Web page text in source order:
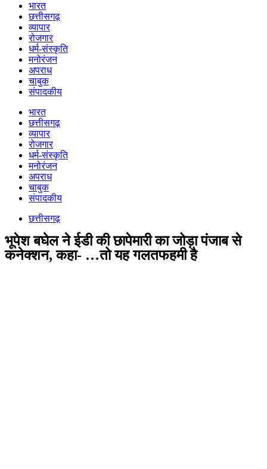
भारत
छत्तीसगढ़
व्यापार
रोजगार
धर्म-संस्कृति
मनोरंजन
अपराध
चाबुक
संपादकीय
भारत
छत्तीसगढ़
व्यापार
रोजगार
धर्म-संस्कृति
मनोरंजन
अपराध
चाबुक
संपादकीय
छत्तीसगढ़
भूपेश बघेल ने ईडी की छापेमारी का जोड़ा पंजाब से
कनेक्शन, कहा- …तो यह गलतफहमी है